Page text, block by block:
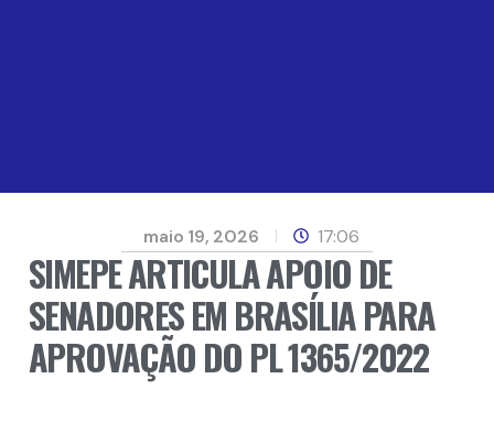
maio 19, 2026 17:06
SIMEPE ARTICULA APOIO DE
SENADORES EM BRASÍLIA PARA
APROVAÇÃO DO PL 1365/2022